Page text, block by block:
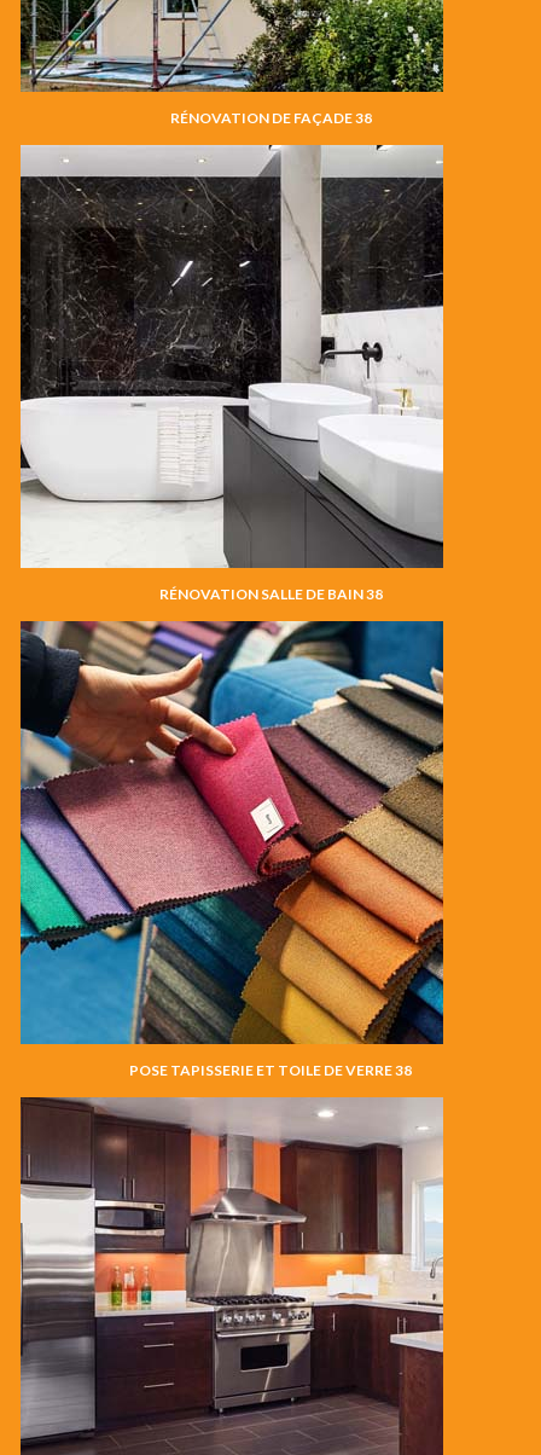
RÉNOVATION DE FAÇADE 38
RÉNOVATION SALLE DE BAIN 38
POSE TAPISSERIE ET TOILE DE VERRE 38